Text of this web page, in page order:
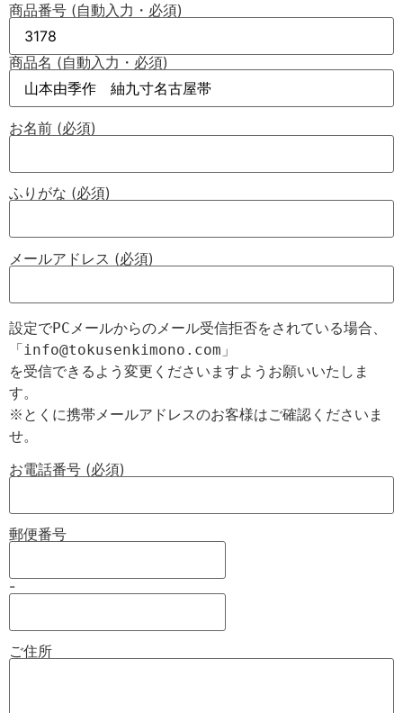
商品番号 (自動入力・必須)
商品名 (自動入力・必須)
お名前 (必須)
ふりがな (必須)
メールアドレス (必須)
設定でPCメールからのメール受信拒否をされている場合、
「info@tokusenkimono.com」
を受信できるよう変更くださいますようお願いいたしま
す。
※とくに携帯メールアドレスのお客様はご確認くださいま
お電話番号 (必須)
郵便番号
-
ご住所